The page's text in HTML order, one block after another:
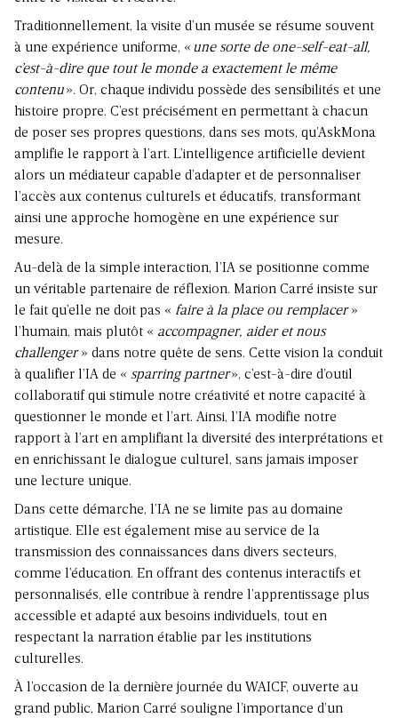
Traditionnellement, la visite d’un musée se résume souvent
à une expérience uniforme, «une sorte de one-self-eat-all,
c’est-à-dire que tout le monde a exactement le même
contenu». Or, chaque individu possède des sensibilités et une
histoire propre. C’est précisément en permettant à chacun
de poser ses propres questions, dans ses mots, qu’AskMona
amplifie le rapport à l’art. L’intelligence artificielle devient
alors un médiateur capable d’adapter et de personnaliser
l’accès aux contenus culturels et éducatifs, transformant
ainsi une approche homogène en une expérience sur
mesure.
Au-delà de la simple interaction, l’IA se positionne comme
un véritable partenaire de réflexion. Marion Carré insiste sur
le fait qu’elle ne doit pas « faire à la place ou remplacer»
l’humain, mais plutôt « accompagner, aider et nous
challenger» dans notre quête de sens. Cette vision la conduit
à qualifier l’IA de « sparring partner», c’est-à-dire d’outil
collaboratif qui stimule notre créativité et notre capacité à
questionner le monde et l’art. Ainsi, l’IA modifie notre
rapport à l’art en amplifiant la diversité des interprétations et
en enrichissant le dialogue culturel, sans jamais imposer
une lecture unique.
Dans cette démarche, l’IA ne se limite pas au domaine
artistique. Elle est également mise au service de la
transmission des connaissances dans divers secteurs,
comme l’éducation. En offrant des contenus interactifs et
personnalisés, elle contribue à rendre l’apprentissage plus
accessible et adapté aux besoins individuels, tout en
respectant la narration établie par les institutions
culturelles.
À l’occasion de la dernière journée du WAICF, ouverte au
grand public, Marion Carré souligne l’importance d’un